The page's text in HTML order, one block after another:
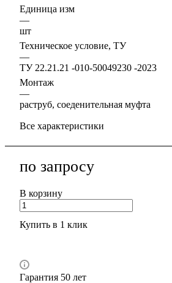
Единица измерения
—
шт
Техническое условие, ТУ
—
ТУ 22.21.21 -010-50049230 -2023
Монтаж
—
раструб, соеденительная муфта
Все характеристики
по запросу
В корзину
Купить в 1 клик
Гарантия 50 лет